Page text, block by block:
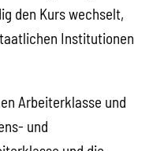
den Kurs wechselt,
Institutionen
Arbeiterklasse und
und